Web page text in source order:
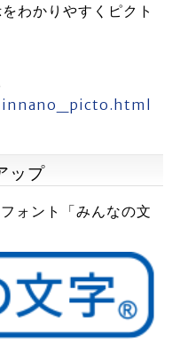
わかりやすくピクト
ップ
ォント「みんなの文